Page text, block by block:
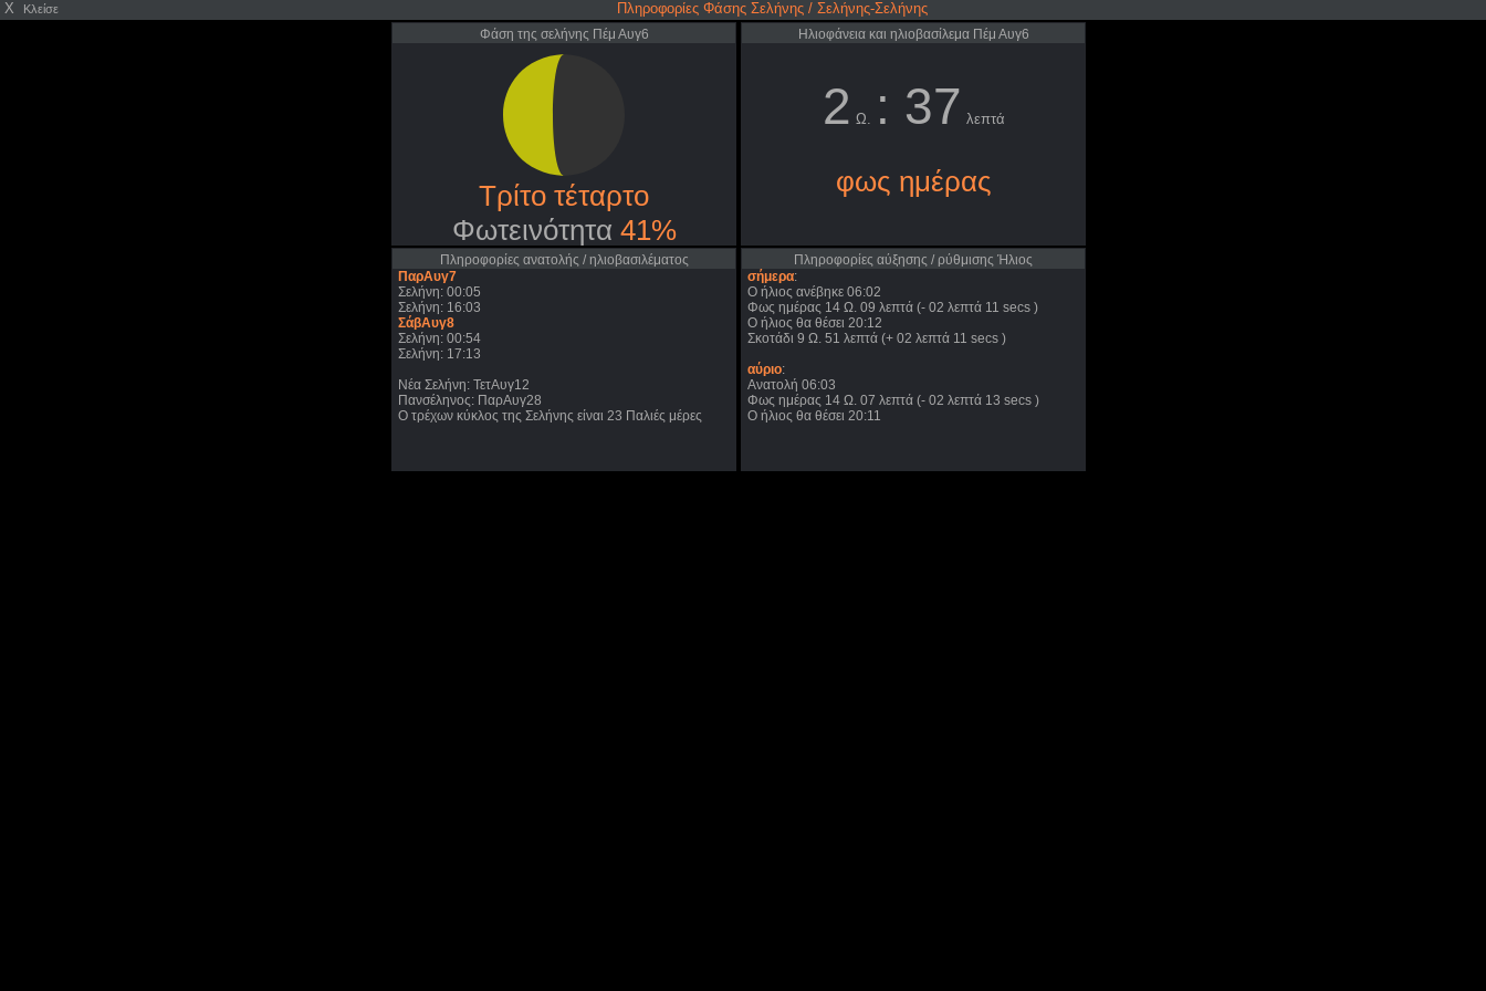
X Κλείσε Πληροφορίες Φάσης Σελήνης / Σελήνης-Σελήνης
Φάση της σελήνης Πέμ Αυγ6
Τρίτο τέταρτο
Φωτεινότητα 41%
Ηλιοφάνεια και ηλιοβασίλεμα Πέμ Αυγ6
2 Ω. : 37 λεπτά
φως ημέρας
Πληροφορίες ανατολής / ηλιοβασιλέματος
ΠαρΑυγ7
Σελήνη: 00:05
Σελήνη: 16:03
ΣάβΑυγ8
Σελήνη: 00:54
Σελήνη: 17:13
Νέα Σελήνη: ΤετΑυγ12
Πανσέληνος: ΠαρΑυγ28
Ο τρέχων κύκλος της Σελήνης είναι 23 Παλιές μέρες
Πληροφορίες αύξησης / ρύθμισης Ήλιος
σήμερα:
Ο ήλιος ανέβηκε 06:02
Φως ημέρας 14 Ω. 09 λεπτά (- 02 λεπτά 11 secs )
Ο ήλιος θα θέσει 20:12
Σκοτάδι 9 Ω. 51 λεπτά (+ 02 λεπτά 11 secs )
αύριο:
Ανατολή 06:03
Φως ημέρας 14 Ω. 07 λεπτά (- 02 λεπτά 13 secs )
Ο ήλιος θα θέσει 20:11